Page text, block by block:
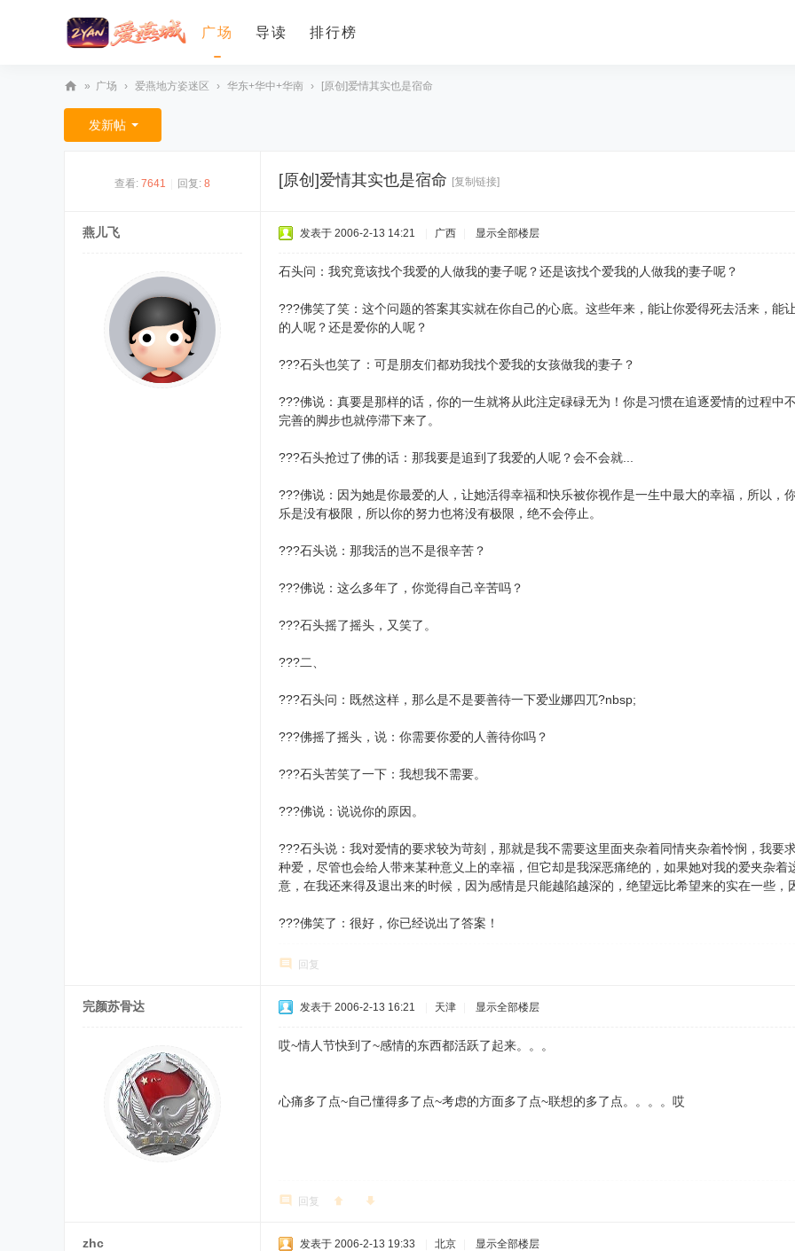
广场 导读 排行榜
爱
燕
» 广场 › 爱燕地方姿迷区 › 华东+华中+华南 › [原创]爱情其实也是宿命
发新帖
查看: 7641 回复: 8 [原创]爱情其实也是宿命 [复制链接]
燕儿飞 发表于 2006-2-13 14:21 广西 显示全部楼层
石头问：我究竟该找个我爱的人做我的妻子呢？还是该找个爱我的人做我的妻子呢？
???佛笑了笑：这个问题的答案其实就在你自己的心底。这些年来，能让你爱得死去活来，能
的人呢？还是爱你的人呢？
???石头也笑了：可是朋友们都劝我找个爱我的女孩做我的妻子？
???佛说：真要是那样的话，你的一生就将从此注定碌碌无为！你是习惯在追逐爱情的过程中
完善的脚步也就停滞下来了。
???石头抢过了佛的话：那我要是追到了我爱的人呢？会不会就...
???佛说：因为她是你最爱的人，让她活得幸福和快乐被你视作是一生中最大的幸福，所以，
乐是没有极限，所以你的努力也将没有极限，绝不会停止。
???石头说：那我活的岂不是很辛苦？
???佛说：这么多年了，你觉得自己辛苦吗？
???石头摇了摇头，又笑了。
???二、
???石头问：既然这样，那么是不是要善待一下爱业娜四兀?nbsp;
???佛摇了摇头，说：你需要你爱的人善待你吗？
???石头苦笑了一下：我想我不需要。
???佛说：说说你的原因。
???石头说：我对爱情的要求较为苛刻，那就是我不需要这里面夹杂着同情夹杂着怜悯，我要
种爱，尽管也会给人带来某种意义上的幸福，但它却是我深恶痛绝的，如果她对我的爱夹杂
意，在我还来得及退出来的时候，因为感情是只能越陷越深的，绝望远比希望来的实在一些
???佛笑了：很好，你已经说出了答案！
回复
完颜苏骨达 发表于 2006-2-13 16:21 天津 显示全部楼层
哎~情人节快到了~感情的东西都活跃了起来。。。
心痛多了点~自己懂得多了点~考虑的方面多了点~联想的多了点。。。。哎
回复
zhc 发表于 2006-2-13 19:33 北京 显示全部楼层